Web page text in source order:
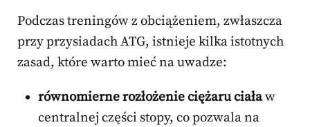
Podczas treningów z obciążeniem, zwłaszcza
przy przysiadach ATG, istnieje kilka istotnych
zasad, które warto mieć na uwadze:
równomierne rozłożenie ciężaru ciaław
centralnej części stopy, co pozwala na